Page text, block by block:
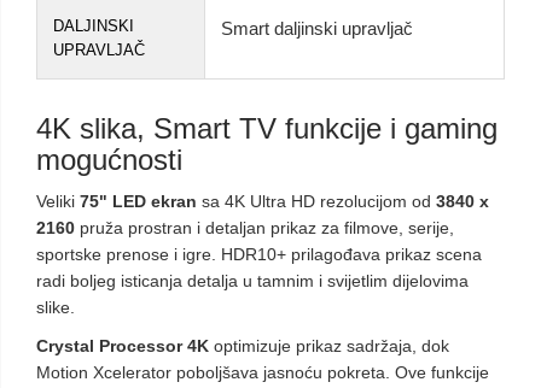
DALJINSKI
UPRAVLJAČ
Smart daljinski upravljač
4K slika, Smart TV funkcije i gaming
mogućnosti
Veliki 75" LED ekran sa 4K Ultra HD rezolucijom od 3840 x
2160 pruža prostran i detaljan prikaz za filmove, serije,
sportske prenose i igre. HDR10+ prilagođava prikaz scena
radi boljeg isticanja detalja u tamnim i svijetlim dijelovima
slike.
Crystal Processor 4K optimizuje prikaz sadržaja, dok
Motion Xcelerator poboljšava jasnoću pokreta. Ove funkcije